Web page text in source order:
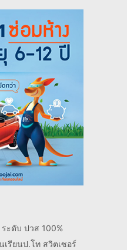
ะดับ ปวส 100%
เรียนป.โท สวิตเซอร์